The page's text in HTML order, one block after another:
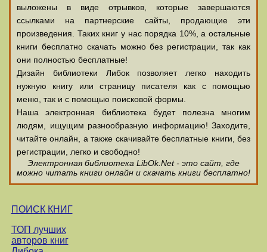
выложены в виде отрывков, которые завершаются
ссылками на партнерские сайты, продающие эти
произведения. Таких книг у нас порядка 10%, а остальные
книги бесплатно скачать можно без регистрации, так как
они полностью бесплатные!
Дизайн библиотеки Либок позволяет легко находить
нужную книгу или страницу писателя как с помощью
меню, так и с помощью поисковой формы.
Наша электронная библиотека будет полезна многим
людям, ищущим разнообразную информацию! Заходите,
читайте онлайн, а также скачивайте бесплатные книги, без
регистрации, легко и свободно!
Электронная библиотека LibOk.Net - это сайт, где
можно читать книги онлайн и скачать книги бесплатно!
ПОИСК КНИГ
ТОП лучших
авторов книг